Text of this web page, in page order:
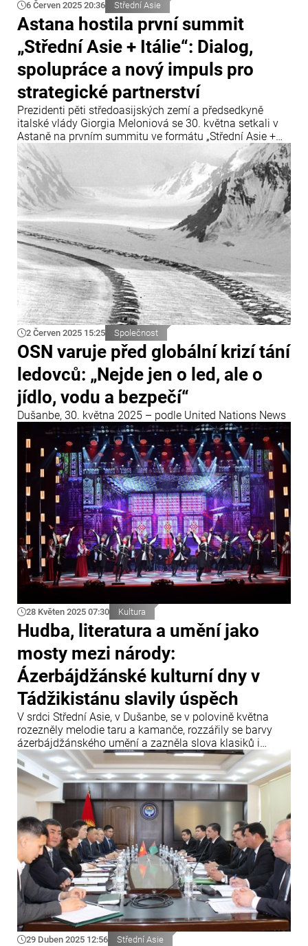
6 Červen 2025 20:36 Střední Asie
Astana hostila první summit
„Střední Asie + Itálie“: Dialog,
spolupráce a nový impuls pro
strategické partnerství
Prezidenti pěti středoasijských zemí a předsedkyně
italské vlády Giorgia Meloniová se 30. května setkali v
Astaně na prvním summitu ve formátu „Střední Asie +
Itálie“. Hlavními tématy byly regionální stabilita,
hospodářská spolupráce a společné výzvy v oblasti
bezpečnosti a životního prostředí.
2 Červen 2025 15:25 Společnost
OSN varuje před globální krizí tání
ledovců: „Nejde jen o led, ale o
jídlo, vodu a bezpečí“
Dušanbe, 30. května 2025 – podle United Nations News
28 Květen 2025 07:30 Kultura
Hudba, literatura a umění jako
mosty mezi národy:
Ázerbájdžánské kulturní dny v
Tádžikistánu slavily úspěch
V srdci Střední Asie, v Dušanbe, se v polovině května
rozezněly melodie taru a kamanče, rozzářily se barvy
ázerbájdžánského umění a zazněla slova klasiků i
současných autorů.
29 Duben 2025 12:56 Střední Asie